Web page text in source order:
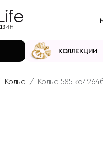
КОЛЛЕКЦИИ
Колье Колье 585